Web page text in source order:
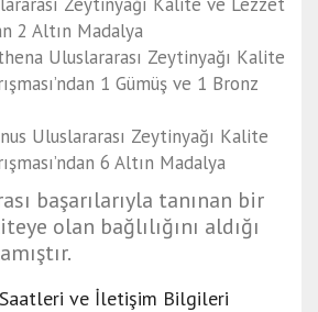
2 Altın Madalya
Uluslararası Zeytinyağı Kalite
1 Gümüş ve 1 Bronz
Uluslararası Zeytinyağı Kalite
6 Altın Madalya
başarılarıyla tanınan bir
olan bağlılığını aldığı
Saatleri ve İletişim Bilgileri